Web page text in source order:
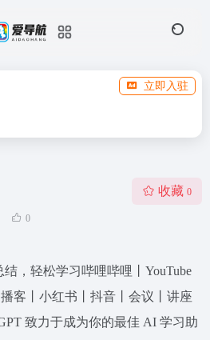
立即入驻
0
收藏 0
，轻松学习哔哩哔哩丨YouTube
客丨小红书丨抖音丨会议丨讲座
致力于成为你的最佳 AI 学习助